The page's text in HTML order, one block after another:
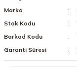
Marka
Stok Kodu
Barkod Kodu
Garanti Süresi